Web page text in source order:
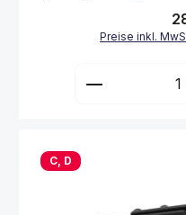
Preise inkl.
Produkt
C, D